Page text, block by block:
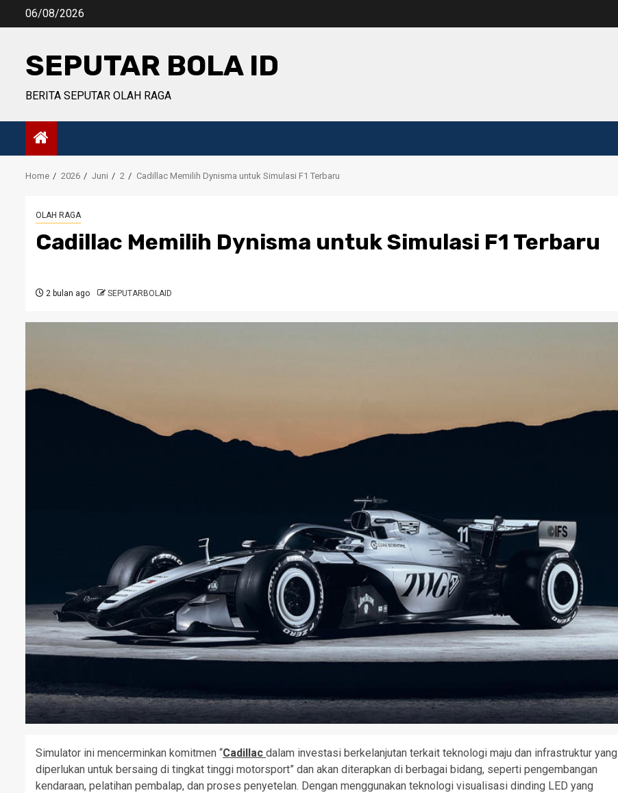
06/08/2026
SEPUTAR BOLA ID
BERITA SEPUTAR OLAH RAGA
Home 2026 Juni 2 Cadillac Memilih Dynisma untuk Simulasi F1 Terbaru
OLAH RAGA
Cadillac Memilih Dynisma untuk Simulasi F1 Terbaru
2 bulan ago SEPUTARBOLAID
Simulator ini mencerminkan komitmen “Cadillac dalam investasi berkelanjutan terkait teknologi maju dan infrastruktur yang
diperlukan untuk bersaing di tingkat tinggi motorsport” dan akan diterapkan di berbagai bidang, seperti pengembangan
kendaraan, pelatihan pembalap, dan proses penyetelan. Dengan menggunakan teknologi visualisasi dinding LED yang